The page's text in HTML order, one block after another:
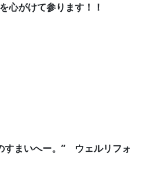
心がけて参ります！！
すまいへー。” ウェルリフォ